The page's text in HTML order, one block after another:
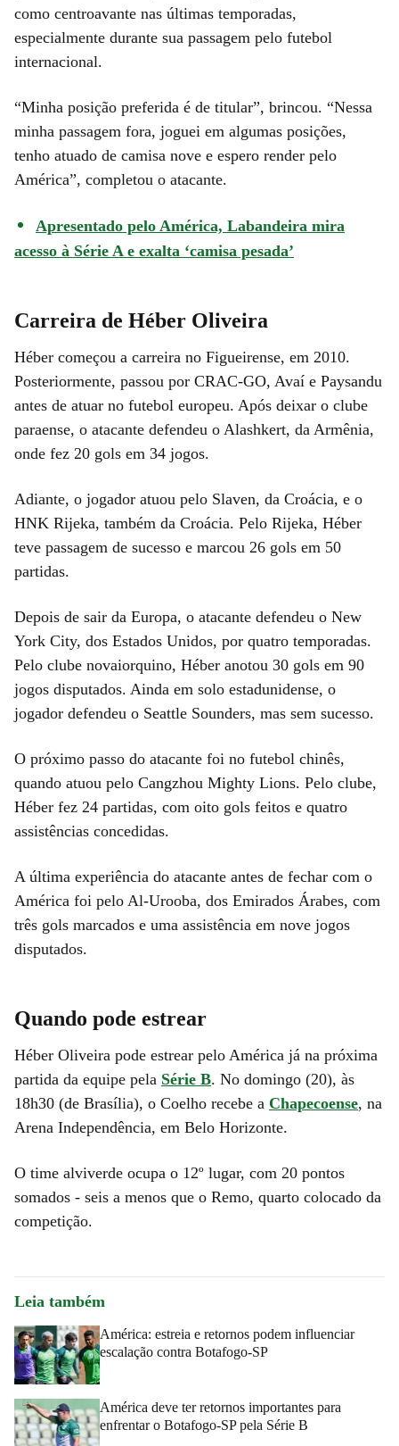
como centroavante nas últimas temporadas,
especialmente durante sua passagem pelo futebol
internacional.
“Minha posição preferida é de titular”, brincou. “Nessa
minha passagem fora, joguei em algumas posições,
tenho atuado de camisa nove e espero render pelo
América”, completou o atacante.
Apresentado pelo América, Labandeira mira
acesso à Série A e exalta ‘camisa pesada’
Carreira de Héber Oliveira
Héber começou a carreira no Figueirense, em 2010.
Posteriormente, passou por CRAC-GO, Avaí e Paysandu
antes de atuar no futebol europeu. Após deixar o clube
paraense, o atacante defendeu o Alashkert, da Armênia,
onde fez 20 gols em 34 jogos.
Adiante, o jogador atuou pelo Slaven, da Croácia, e o
HNK Rijeka, também da Croácia. Pelo Rijeka, Héber
teve passagem de sucesso e marcou 26 gols em 50
partidas.
Depois de sair da Europa, o atacante defendeu o New
York City, dos Estados Unidos, por quatro temporadas.
Pelo clube novaiorquino, Héber anotou 30 gols em 90
jogos disputados. Ainda em solo estadunidense, o
jogador defendeu o Seattle Sounders, mas sem sucesso.
O próximo passo do atacante foi no futebol chinês,
quando atuou pelo Cangzhou Mighty Lions. Pelo clube,
Héber fez 24 partidas, com oito gols feitos e quatro
assistências concedidas.
A última experiência do atacante antes de fechar com o
América foi pelo Al-Urooba, dos Emirados Árabes, com
três gols marcados e uma assistência em nove jogos
disputados.
Quando pode estrear
Héber Oliveira pode estrear pelo América já na próxima
partida da equipe pela Série B. No domingo (20), às
18h30 (de Brasília), o Coelho recebe a Chapecoense, na
Arena Independência, em Belo Horizonte.
O time alviverde ocupa o 12º lugar, com 20 pontos
somados - seis a menos que o Remo, quarto colocado da
competição.
Leia também
América: estreia e retornos podem influenciar
escalação contra Botafogo-SP
América deve ter retornos importantes para
enfrentar o Botafogo-SP pela Série B